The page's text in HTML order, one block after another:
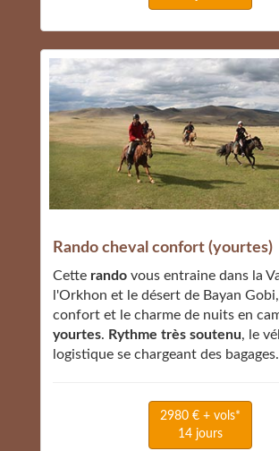
Rando cheval confort (yourtes)
Cette rando vous entraine dans la
l'Orkhon et le désert de Bayan
confort et le charme de nuits en
yourtes. Rythme très soutenu, le
logistique se chargeant des bagages.
2980 € + vols*
14 jours